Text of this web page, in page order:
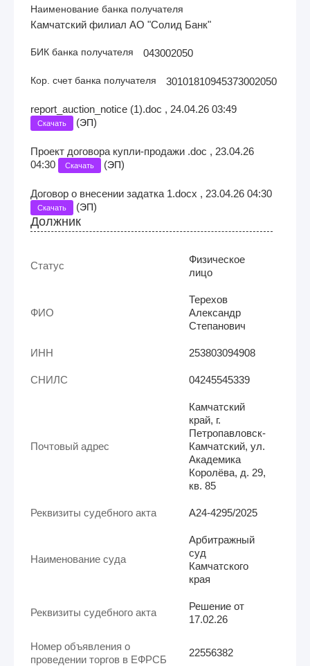
Наименование банка получателя
Камчатский филиал АО "Солид Банк"
БИК банка получателя 043002050
Кор. счет банка получателя 30101810945373002050
report_auction_notice (1).doc , 24.04.26 03:49
Скачать (ЭП)
Проект договора купли-продажи .doc , 23.04.26
04:30
Скачать (ЭП)
Договор о внесении задатка 1.docx , 23.04.26 04:30
Скачать (ЭП)
Должник
Статус
Физическое
лицо
ФИО
Терехов
Александр
Степанович
ИНН 253803094908
СНИЛС 04245545339
Почтовый адрес
Камчатский
край, г.
Петропавловск-
Камчатский, ул.
Академика
Королёва, д. 29,
кв. 85
Реквизиты судебного акта А24-4295/2025
Наименование суда
Арбитражный
суд
Камчатского
края
Реквизиты судебного акта
Решение от
17.02.26
Номер объявления о
проведении торгов в ЕФРСБ
22556382